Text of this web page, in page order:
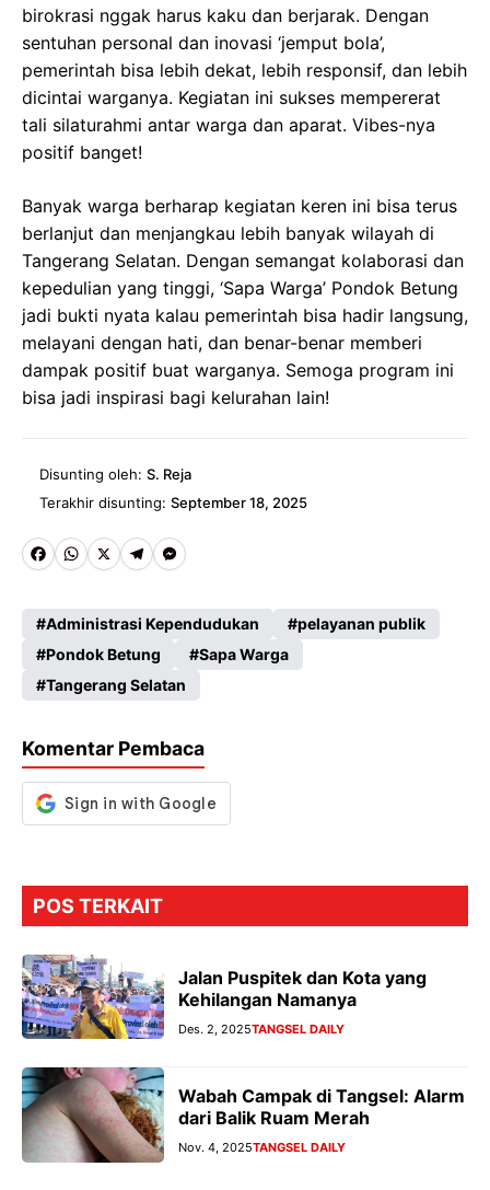
birokrasi nggak harus kaku dan berjarak. Dengan
sentuhan personal dan inovasi ‘jemput bola’,
pemerintah bisa lebih dekat, lebih responsif, dan lebih
dicintai warganya. Kegiatan ini sukses mempererat
tali silaturahmi antar warga dan aparat. Vibes-nya
positif banget!
Banyak warga berharap kegiatan keren ini bisa terus
berlanjut dan menjangkau lebih banyak wilayah di
Tangerang Selatan. Dengan semangat kolaborasi dan
kepedulian yang tinggi, ‘Sapa Warga’ Pondok Betung
jadi bukti nyata kalau pemerintah bisa hadir langsung,
melayani dengan hati, dan benar-benar memberi
dampak positif buat warganya. Semoga program ini
bisa jadi inspirasi bagi kelurahan lain!
Disunting oleh: S. Reja
Terakhir disunting: September 18, 2025
Fa
b
o
o
k
W
ts
A
p
X
Te
gr
a
m
M
se
g
er
Administrasi Kependudukan
pelayanan publik
Pondok Betung
Sapa Warga
Tangerang Selatan
Komentar Pembaca
POS TERKAIT
Jalan Puspitek dan Kota yang
Kehilangan Namanya
Des. 2, 2025TANGSEL DAILY
Wabah Campak di Tangsel: Alarm
dari Balik Ruam Merah
Nov. 4, 2025TANGSEL DAILY